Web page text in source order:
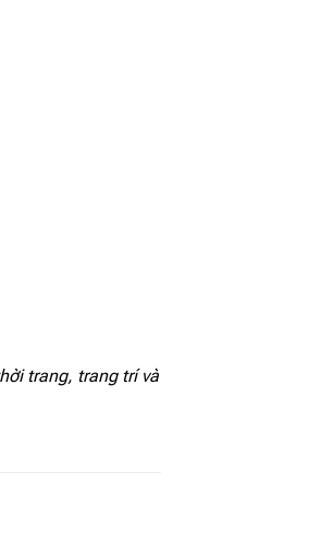
trang, trang trí và